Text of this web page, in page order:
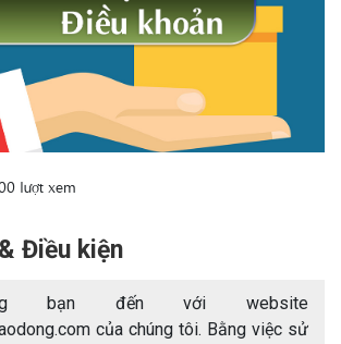
lượt xem
Điều kiện
bạn đến với website
của chúng tôi. Bằng việc sử